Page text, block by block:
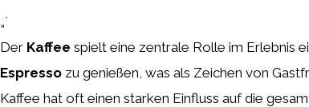
„`
Der Kaffee spielt eine zentrale Rolle im Erlebnis
Espresso zu genießen, was als Zeichen von
Kaffee hat oft einen starken Einfluss auf die